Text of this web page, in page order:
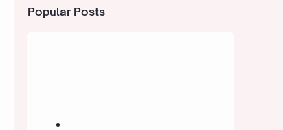
Popular Posts